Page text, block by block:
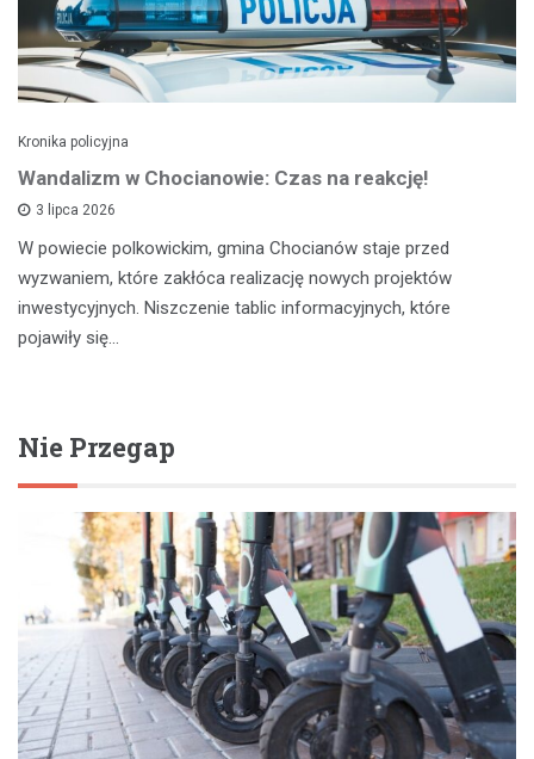
Kronika policyjna
Wandalizm w Chocianowie: Czas na reakcję!
3 lipca 2026
W powiecie polkowickim, gmina Chocianów staje przed
wyzwaniem, które zakłóca realizację nowych projektów
inwestycyjnych. Niszczenie tablic informacyjnych, które
pojawiły się…
Nie Przegap